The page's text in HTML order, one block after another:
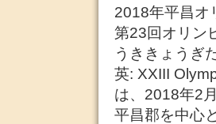
2018年平昌オ
第23回オリン
うききょうぎ
英: XXIII
は、2018年2
平昌郡を中心